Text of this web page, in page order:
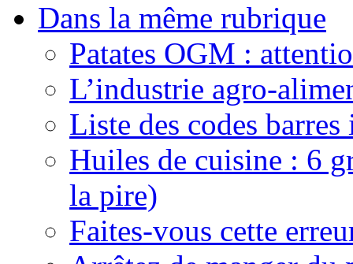
Dans la même rubrique
Patates OGM :
L’industrie agro-
Liste des codes
Huiles de cuisine : 6
la pire)
Faites-vous cette